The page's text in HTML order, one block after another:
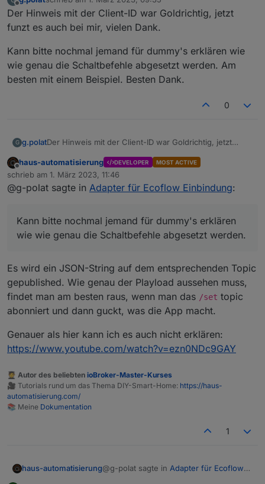
Offline zuletzt editiert von
Der Hinweis mit der Client-ID war Goldrichtig, jetzt
funzt es auch bei mir, vielen Dank.
Kann bitte nochmal jemand für dummy's erklären wie
wie genau die Schaltbefehle abgesetzt werden. Am
besten mit einem Beispiel. Besten Dank.
0
G g.polatDer Hinweis mit der Client-ID war Goldrichtig, jetzt
Kann bitte nochmal jemand für dummy's erklären wie
wie genau die Schaltbefehle abgesetzt werden. Am
besten mit einem Beispiel. Besten Dank.
Offline
haus-automatisierung DEVELOPER MOST ACTIVE
schrieb am 1. März 2023, 11:46
zuletzt editiert von
@g-polat sagte in Adapter für Ecoflow Einbindung:
Kann bitte nochmal jemand für dummy's erklären
wie wie genau die Schaltbefehle abgesetzt werden.
Es wird ein JSON-String auf dem entsprechenden Topic
gepublished. Wie genau der Playload aussehen muss,
findet man am besten raus, wenn man das /set topic
abonniert und dann guckt, was die App macht.
Genauer als hier kann ich es auch nicht erklären:
https://www.youtube.com/watch?v=ezn0NDc9GAY
🧑‍🎓 Autor des beliebten ioBroker-Master-Kurses
🎥 Tutorials rund um das Thema DIY-Smart-Home: https://haus-
automatisierung.com/
📚 Meine Dokumentation
1
haus-automatisierung@g-polat sagte in Adapter für Ecoflow